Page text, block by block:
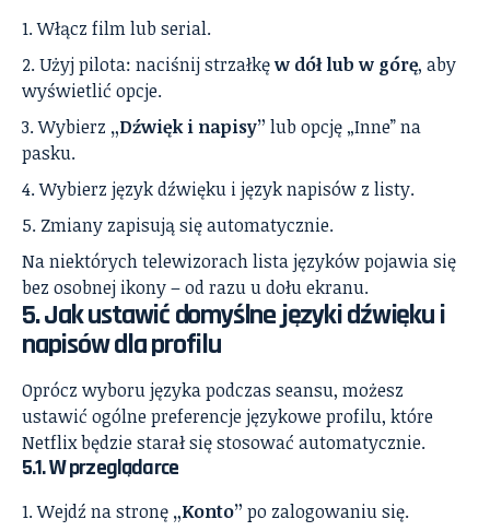
Włącz film lub serial.
Użyj pilota: naciśnij strzałkęw dół lub w górę, aby
wyświetlić opcje.
Wybierz „Dźwięk i napisy” lub opcję „Inne” na
pasku.
Wybierz język dźwięku i język napisów z listy.
Zmiany zapisują się automatycznie.
Na niektórych telewizorach lista języków pojawia się
bez osobnej ikony – od razu u dołu ekranu.
5. Jak ustawić domyślne języki dźwięku i
napisów dla profilu
Oprócz wyboru języka podczas seansu, możesz
ustawić ogólne preferencje językowe profilu, które
Netflix będzie starał się stosować automatycznie.
5.1. W przeglądarce
Wejdź na stronę „Konto” po zalogowaniu się.